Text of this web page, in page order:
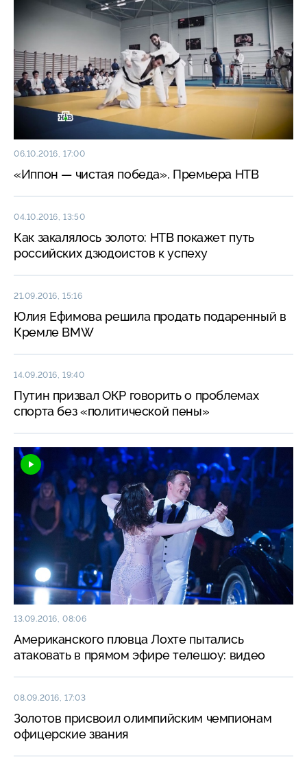
06.10.2016, 17:00
«Иппон — чистая победа». Премьера НТВ
04.10.2016, 13:50
Как закалялось золото: НТВ покажет путь
российских дзюдоистов к успеху
21.09.2016, 15:16
Юлия Ефимова решила продать подаренный в
Кремле BMW
14.09.2016, 19:40
Путин призвал ОКР говорить о проблемах
спорта без «политической пены»
13.09.2016, 08:06
Американского пловца Лохте пытались
атаковать в прямом эфире телешоу: видео
08.09.2016, 17:03
Золотов присвоил олимпийским чемпионам
офицерские звания